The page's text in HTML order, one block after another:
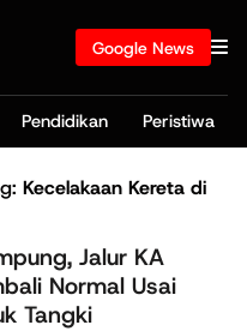
Google News
Pendidikan Peristiwa
Kecelakaan Kereta di
Jalur KA
Normal Usai
Tangki